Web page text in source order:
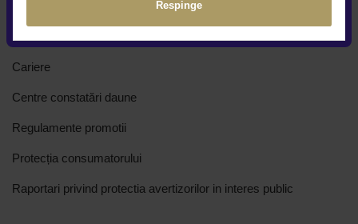
Respinge
Cariere
Centre constatări daune
Regulamente promotii
Protecția consumatorului
Raportari privind protectia avertizorilor in interes public